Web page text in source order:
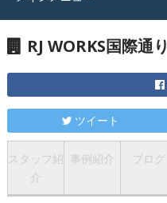
RJ WORKS国際通り
ツイート
スタッフ紹
介
事例紹介 ブログ